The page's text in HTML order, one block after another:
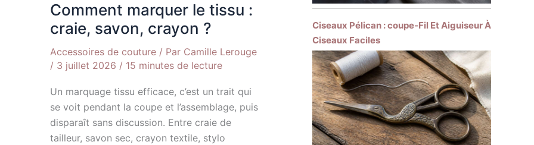
Comment marquer le tissu :
craie, savon, crayon ?
Accessoires de couture / Par Camille Lerouge
/ 3 juillet 2026 / 15 minutes de lecture
Un marquage tissu efficace, c’est un trait qui
se voit pendant la coupe et l’assemblage, puis
disparaît sans discussion. Entre craie de
tailleur, savon sec, crayon textile, stylo
Ciseaux Pélican : coupe-Fil Et Aiguiseur À
Ciseaux Faciles